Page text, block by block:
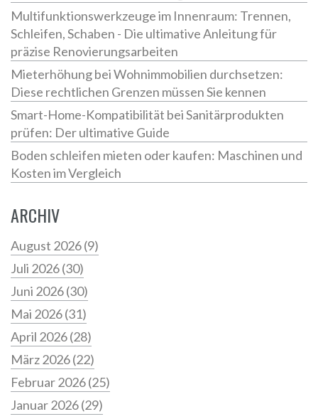
Multifunktionswerkzeuge im Innenraum: Trennen,
Schleifen, Schaben - Die ultimative Anleitung für
präzise Renovierungsarbeiten
Mieterhöhung bei Wohnimmobilien durchsetzen:
Diese rechtlichen Grenzen müssen Sie kennen
Smart-Home-Kompatibilität bei Sanitärprodukten
prüfen: Der ultimative Guide
Boden schleifen mieten oder kaufen: Maschinen und
Kosten im Vergleich
ARCHIV
August 2026(9)
Juli 2026(30)
Juni 2026(30)
Mai 2026(31)
April 2026(28)
März 2026(22)
Februar 2026(25)
Januar 2026(29)